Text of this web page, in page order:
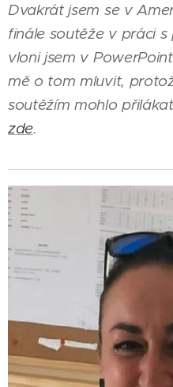
Dvakrát jsem se v
finále soutěže v práci
vloni jsem v
mě o tom mluvit,
soutěžím mohlo
zde.